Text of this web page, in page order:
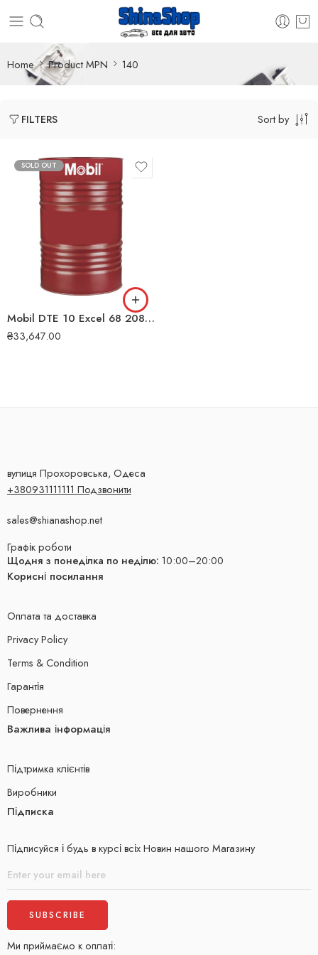
Home Product MPN 140
FILTERS Sort by
SOLD OUT
Mobil DTE 10 Excel 68 208л Гідравлічна олива
₴33,647.00
вулиця Прохоровська, Одеса
+380931111111 Подзвонити
sales@shianashop.net
Графік роботи
Щодня з понеділка по неділю: 10:00–20:00
Корисні посилання
Оплата та доставка
Privacy Policy
Terms & Condition
Гарантія
Повернення
Важлива інформація
Підтримка клієнтів
Виробники
Підписка
Підписуйся і будь в курсі всіх Новин нашого Магазину
Ми приймаємо к оплаті: